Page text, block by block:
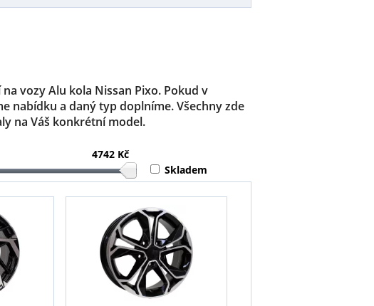
vozy Alu kola Nissan Pixo. Pokud v
nabídku a daný typ doplníme. Všechny zde
na Váš konkrétní model.
4742 Kč
Skladem